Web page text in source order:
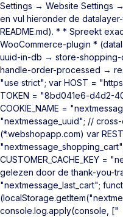
Settings → Website Settings
en vul hieronder de
README.md). * * Spreekt
WooCommerce-plugin *
uuid-in-db → store-
handle-order-processed →
"use strict"; var HOST =
TOKEN = "8bd041e6-d4d2-
COOKIE_NAME =
"nextmessage_uuid"; //
(*.webshopapp.com) var
CUSTOMER_CACHE_KEY =
gelezen door de thank-you-
"nextmessage_last_cart";
console.log.apply(console, ["